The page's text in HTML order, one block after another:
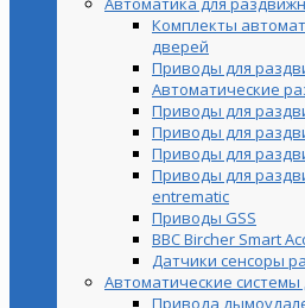
Комплекты
дверей
Приводы для
Автоматические
Приводы для
Приводы для
Приводы для
Приводы для
entrematic
Приводы GSS
BBC Bircher Smart
Датчики сенсоры
Автоматические
Привода